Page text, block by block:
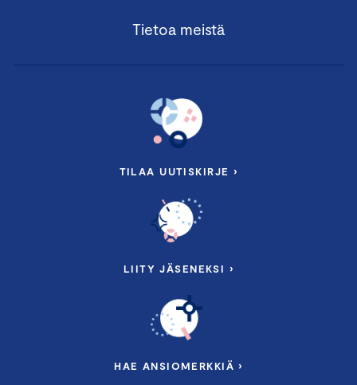
Tietoa meistä
TILAA UUTISKIRJE ›
LIITY JÄSENEKSI ›
HAE ANSIOMERKKIÄ ›